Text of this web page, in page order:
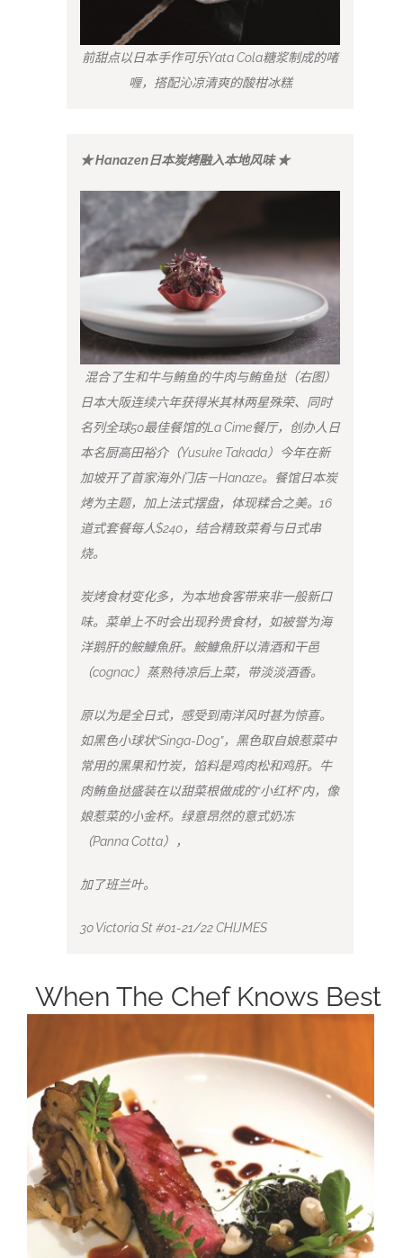
前甜点以日本手作可乐Yata Cola糖浆制成的啫
喱，搭配沁凉清爽的酸柑冰糕
★ Hanazen日本炭烤融入本地风味 ★
混合了生和牛与鲔鱼的牛肉与鲔鱼挞（右图）
日本大阪连续六年获得米其林两星殊荣、同时
名列全球50最佳餐馆的La Cime餐厅，创办人日
本名厨高田裕介（Yusuke Takada）今年在新
加坡开了首家海外门店－Hanaze。餐馆日本炭
烤为主题，加上法式摆盘，体现糅合之美。16
道式套餐每人$240，结合精致菜肴与日式串
烧。
炭烤食材变化多，为本地食客带来非一般新口
味。菜单上不时会出现矜贵食材，如被誉为海
洋鹅肝的鮟鱇魚肝。鮟鱇魚肝以清酒和干邑
（cognac）蒸熟待凉后上菜，带淡淡酒香。
原以为是全日式，感受到南洋风时甚为惊喜。
如黑色小球状“Singa-Dog”，黑色取自娘惹菜中
常用的黑果和竹炭，馅料是鸡肉松和鸡肝。牛
肉鲔鱼挞盛装在以甜菜根做成的“小红杯”内，像
娘惹菜的小金杯。绿意昂然的意式奶冻
（Panna Cotta），
加了班兰叶。
30 Victoria St #01-21/22 CHIJMES
When The Chef Knows Best